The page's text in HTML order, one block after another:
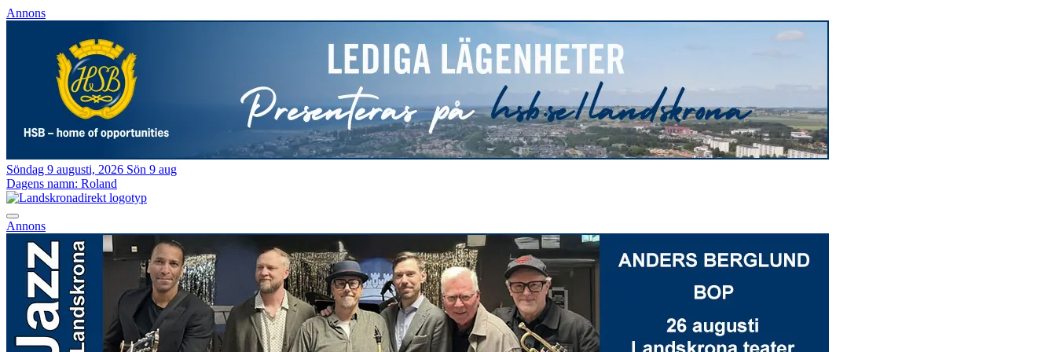
Annons
Söndag 9 augusti, 2026 Sön 9 aug
Dagens namn: Roland
Annons